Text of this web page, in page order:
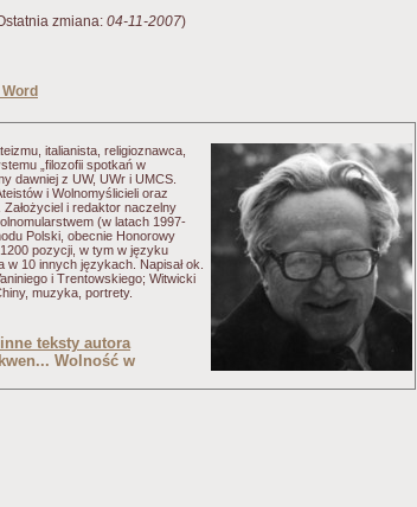
zmiana: 04-11-2007)
Word
italianista, religioznawca,
„filozofii spotkań w
dawniej z UW, UWr i UMCS.
i Wolnomyślicieli oraz
i redaktor naczelny
(w latach 1997-
Polski, obecnie Honorowy
pozycji, w tym w języku
w 10 innych językach. Napisał ok.
i Trentowskiego; Witwicki
muzyka, portrety.
teksty autora
Wolność w